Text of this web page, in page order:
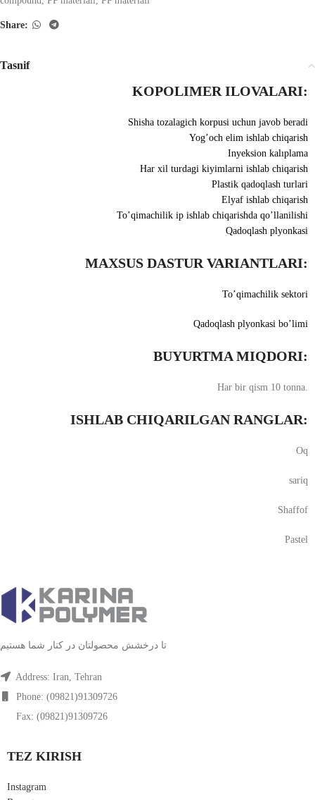
Share:
Tasnif
KOPOLIMER ILOVALARI:
Shisha tozalagich korpusi uchun javob beradi
Yog’och elim ishlab chiqarish
Inyeksion kalıplama
Har xil turdagi kiyimlarni ishlab chiqarish
Plastik qadoqlash turlari
Elyaf ishlab chiqarish
To’qimachilik ip ishlab chiqarishda qo’llanilishi
Qadoqlash plyonkasi
MAXSUS DASTUR VARIANTLARI:
To’qimachilik sektori
Qadoqlash plyonkasi bo’limi
BUYURTMA MIQDORI:
Har bir qism 10 tonna.
ISHLAB CHIQARILGAN RANGLAR:
Oq
sariq
Shaffof
Pastel
تا درخشش محصولتان در کنار شما هستیم
Address: Iran, Tehran
Phone: (09821)91309726
Fax: (09821)91309726
TEZ KIRISH
Instagram